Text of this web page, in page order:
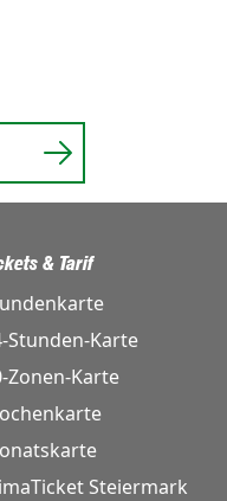
& Tarif
Stunden-Karte
Zonen-Karte
Steiermark